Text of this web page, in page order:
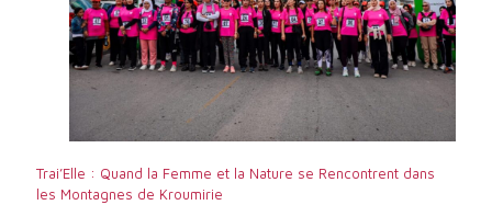
Trai’Elle : Quand la Femme et la Nature se Rencontrent dans
les Montagnes de Kroumirie